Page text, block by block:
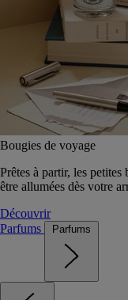
Bougies de voyage
Prêtes à partir, les petites
être allumées dès votre
Découvrir
Parfums
Parfums